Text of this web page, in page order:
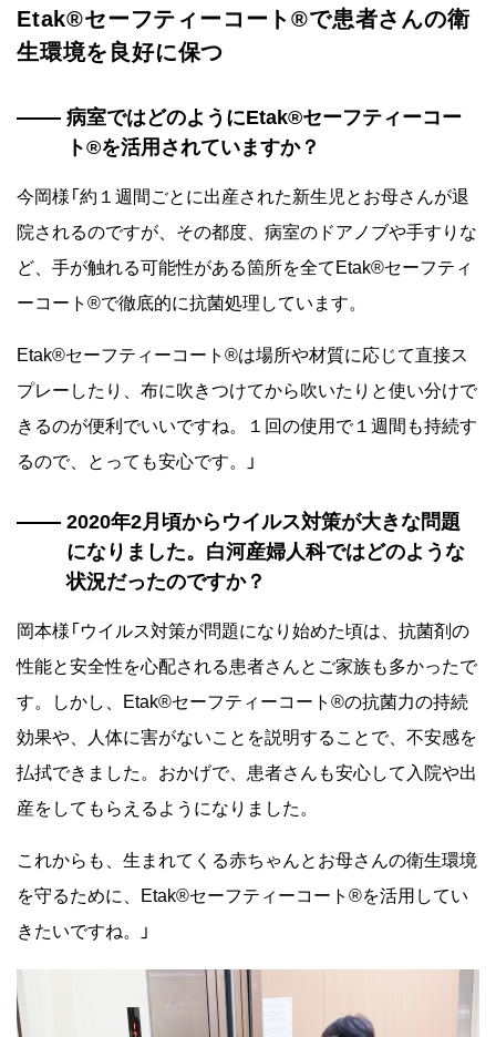
Etak®セーフティーコート®で患者さんの衛
生環境を良好に保つ
病室ではどのようにEtak®セーフティーコー
ト®を活用されていますか？
今岡様「約１週間ごとに出産された新生児とお母さんが退
院されるのですが、その都度、病室のドアノブや手すりな
ど、手が触れる可能性がある箇所を全てEtak®セーフティ
ーコート®で徹底的に抗菌処理しています。
Etak®セーフティーコート®は場所や材質に応じて直接ス
プレーしたり、布に吹きつけてから吹いたりと使い分けで
きるのが便利でいいですね。１回の使用で１週間も持続す
るので、とっても安心です。」
2020年2月頃からウイルス対策が大きな問題
になりました。白河産婦人科ではどのような
状況だったのですか？
岡本様「ウイルス対策が問題になり始めた頃は、抗菌剤の
性能と安全性を心配される患者さんとご家族も多かったで
す。しかし、Etak®セーフティーコート®の抗菌力の持続
効果や、人体に害がないことを説明することで、不安感を
払拭できました。おかげで、患者さんも安心して入院や出
産をしてもらえるようになりました。
これからも、生まれてくる赤ちゃんとお母さんの衛生環境
を守るために、Etak®セーフティーコート®を活用してい
きたいですね。」